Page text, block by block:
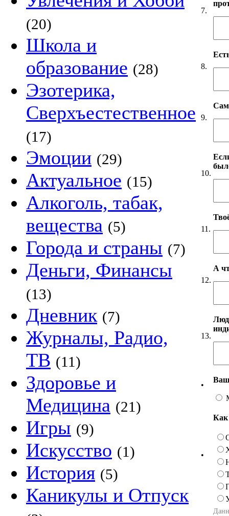
(20)
Школа и
образование (28)
Эзотерика,
Сверхъестественное
(17)
Эмоции (29)
Актуальное (15)
Алкоголь, табак,
вещества (5)
Города и страны (7)
Деньги, Финансы
(13)
Дневник (7)
Журналы, Радио,
ТВ (11)
Здоровье и
Медицина (21)
Игры (9)
Искусство (1)
История (5)
Каникулы и Отпуск
7.
8.
9.
10.
11.
12.
А
13.
•
•
Как